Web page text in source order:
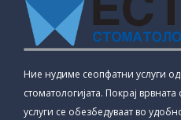
Ние нудиме сеопфатни услуги
стоматологијата. Покрај
услуги се обезбедуваат во